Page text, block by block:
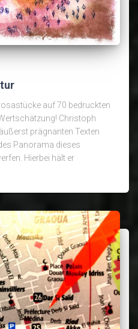
auf 70 bedruckten
Christoph
prägnanten Texten
Panorama dieses
Hierbei hält er